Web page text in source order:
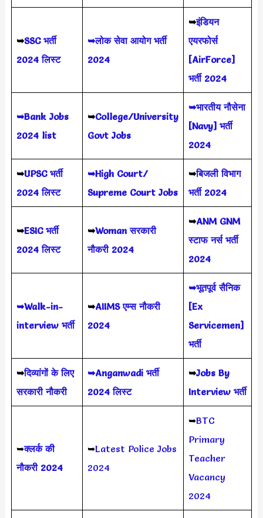
➥SSC भर्ती
2024 लिस्ट
➥लोक सेवा आयोग भर्ती
2024
➥इंडियन
एयरफोर्स
[AirForce]
भर्ती 2024
➥Bank Jobs
2024 list
➥College/University
Govt Jobs
➥भारतीय नौसेना
[Navy] भर्ती
2024
➥UPSC भर्ती
2024 लिस्ट
➥High Court/
Supreme Court Jobs
➥बिजली विभाग
भर्ती 2024
➥ESIC भर्ती
2024 लिस्ट
➥Woman सरकारी
नौकरी 2024
➥ANM GNM
स्टाफ नर्स भर्ती
2024
➥Walk-in-
interview भर्ती
➥AIIMS एम्स नौकरी
2024
➥भूतपूर्व सैनिक
[Ex
Servicemen]
भर्ती
➥दिव्यांगों के लिए
सरकारी नौकरी
➥Anganwadi भर्ती
2024 लिस्ट
➥Jobs By
Interview भर्ती
➥क्लर्क की
नौकरी 2024
➥Latest Police Jobs
2024
➥BTC
Primary
Teacher
Vacancy
2024